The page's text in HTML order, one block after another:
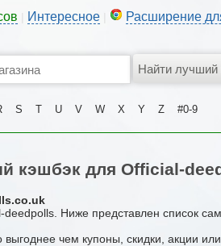
Интересное Расширение
S T U V W X Y Z #0-9
кэшбэк для Official-
Ниже представлен список
выгоднее чем купоны, скидки, акции